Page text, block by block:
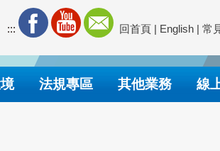
::: 回首頁 | English | 常
法規專區 其他業務 線